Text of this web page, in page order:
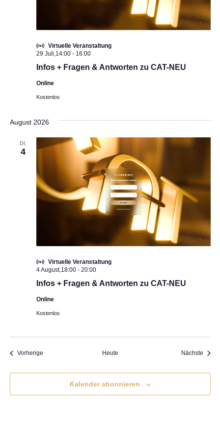
Infos + Fragen & Antworten zu CAT-NEU
29 Juli,14:00- 16:00
Online
Virtuelle Veranstaltung
Kostenlos
August 2026
DI.
4
Infos + Fragen & Antworten zu CAT-NEU
4 August,18:00- 20:00
Online
Virtuelle Veranstaltung
Kostenlos
VorherigeVeranstaltungen Heute Nächste
Kalender abonnieren